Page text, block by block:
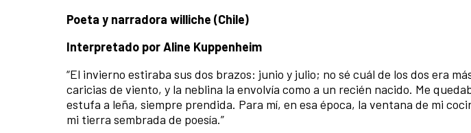
Poeta y narradora williche (Chile)
Interpretado por Aline Kuppenheim
“El invierno estiraba sus dos brazos: junio y julio; no sé cuál de los dos era
caricias de viento, y la neblina la envolvía como a un recién nacido. Me
estufa a leña, siempre prendida. Para mí, en esa época, la ventana de mi
mi tierra sembrada de poesía.”